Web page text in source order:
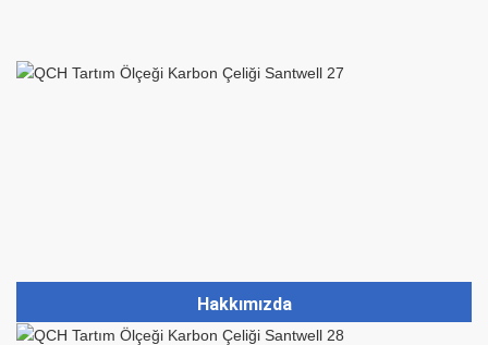
Hakkımızda